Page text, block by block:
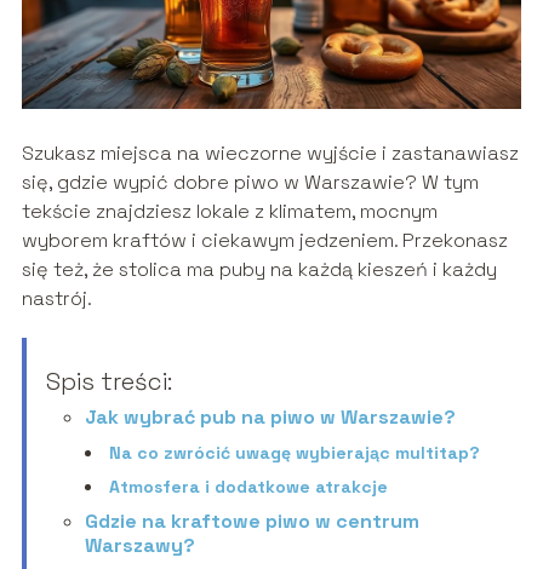
Szukasz miejsca na wieczorne wyjście i zastanawiasz
się, gdzie wypić dobre piwo w Warszawie? W tym
tekście znajdziesz lokale z klimatem, mocnym
wyborem kraftów i ciekawym jedzeniem. Przekonasz
się też, że stolica ma puby na każdą kieszeń i każdy
nastrój.
Spis treści:
Jak wybrać pub na piwo w Warszawie?
Na co zwrócić uwagę wybierając multitap?
Atmosfera i dodatkowe atrakcje
Gdzie na kraftowe piwo w centrum
Warszawy?